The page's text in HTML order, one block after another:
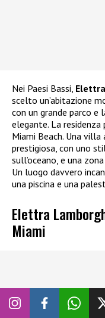
Nei Paesi Bassi,
scelto un’abitazione
con un grande parco e
elegante. La residenza
Miami Beach. Una
prestigiosa, con uno
sull’oceano, e una
Un luogo davvero
una piscina e una
Elettra
Miami